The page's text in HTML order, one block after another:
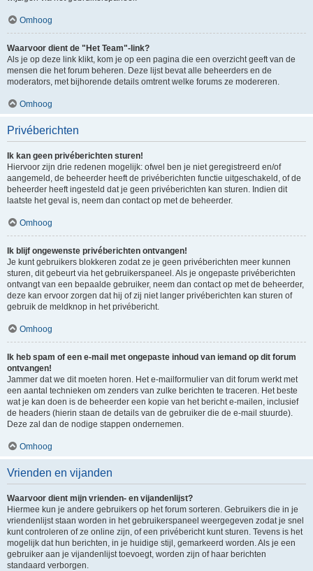
Omhoog
Waarvoor dient de "Het Team"-link?
Als je op deze link klikt, kom je op een pagina die een overzicht geeft van de
mensen die het forum beheren. Deze lijst bevat alle beheerders en de
moderators, met bijhorende details omtrent welke forums ze modereren.
Omhoog
Privéberichten
Ik kan geen privéberichten sturen!
Hiervoor zijn drie redenen mogelijk: ofwel ben je niet geregistreerd en/of
aangemeld, de beheerder heeft de privéberichten functie uitgeschakeld, of de
beheerder heeft ingesteld dat je geen privéberichten kan sturen. Indien dit
laatste het geval is, neem dan contact op met de beheerder.
Omhoog
Ik blijf ongewenste privéberichten ontvangen!
Je kunt gebruikers blokkeren zodat ze je geen privéberichten meer kunnen
sturen, dit gebeurt via het gebruikerspaneel. Als je ongepaste privéberichten
ontvangt van een bepaalde gebruiker, neem dan contact op met de beheerder,
deze kan ervoor zorgen dat hij of zij niet langer privéberichten kan sturen of
gebruik de meldknop in het privébericht.
Omhoog
Ik heb spam of een e-mail met ongepaste inhoud van iemand op dit forum
ontvangen!
Jammer dat we dit moeten horen. Het e-mailformulier van dit forum werkt met
een aantal technieken om zenders van zulke berichten te traceren. Het beste
wat je kan doen is de beheerder een kopie van het bericht e-mailen, inclusief
de headers (hierin staan de details van de gebruiker die de e-mail stuurde).
Deze zal dan de nodige stappen ondernemen.
Omhoog
Vrienden en vijanden
Waarvoor dient mijn vrienden- en vijandenlijst?
Hiermee kun je andere gebruikers op het forum sorteren. Gebruikers die in je
vriendenlijst staan worden in het gebruikerspaneel weergegeven zodat je snel
kunt controleren of ze online zijn, of een privébericht kunt sturen. Tevens is het
mogelijk dat hun berichten, in je huidige stijl, gemarkeerd worden. Als je een
gebruiker aan je vijandenlijst toevoegt, worden zijn of haar berichten
standaard verborgen.